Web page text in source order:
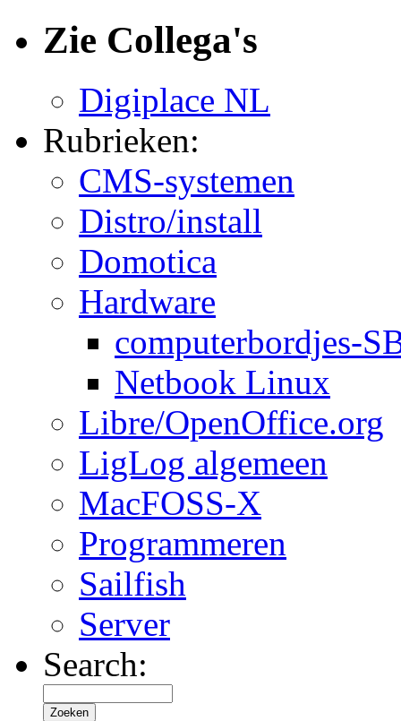
Zie Collega's
Digiplace NL
Rubrieken:
CMS-systemen
Distro/install
Domotica
Hardware
computerbordjes-
Netbook Linux
Libre/OpenOffice.org
LigLog algemeen
MacFOSS-X
Programmeren
Sailfish
Server
Search: